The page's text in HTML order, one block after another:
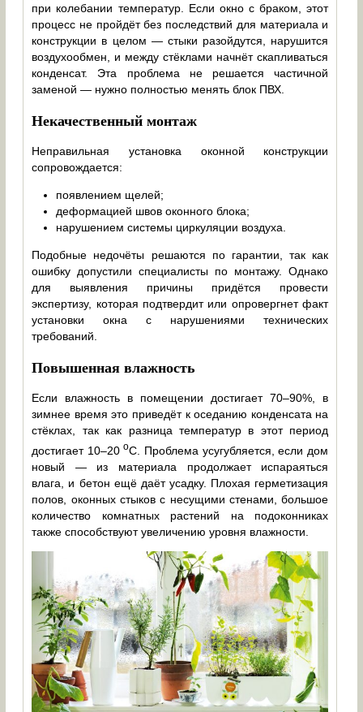
при колебании температур. Если окно с браком, этот
процесс не пройдёт без последствий для материала и
конструкции в целом — стыки разойдутся, нарушится
воздухообмен, и между стёклами начнёт скапливаться
конденсат. Эта проблема не решается частичной
заменой — нужно полностью менять блок ПВХ.
Некачественный монтаж
Неправильная установка оконной конструкции
сопровождается:
появлением щелей;
деформацией швов оконного блока;
нарушением системы циркуляции воздуха.
Подобные недочёты решаются по гарантии, так как
ошибку допустили специалисты по монтажу. Однако
для выявления причины придётся провести
экспертизу, которая подтвердит или опровергнет факт
установки окна с нарушениями технических
требований.
Повышенная влажность
Если влажность в помещении достигает 70–90%, в
зимнее время это приведёт к оседанию конденсата на
стёклах, так как разница температур в этот период
достигает 10–20 оC. Проблема усугубляется, если дом
новый — из материала продолжает испараяться
влага, и бетон ещё даёт усадку. Плохая герметизация
полов, оконных стыков с несущими стенами, большое
количество комнатных растений на подоконниках
также способствуют увеличению уровня влажности.